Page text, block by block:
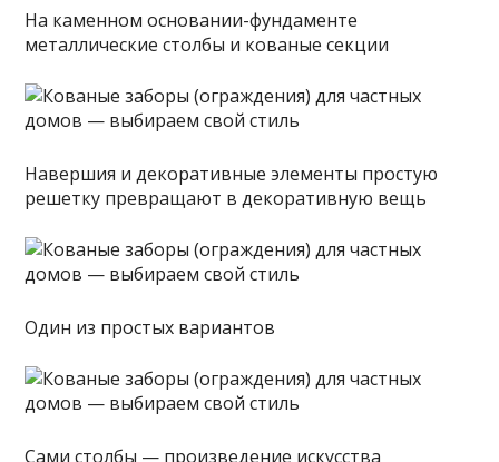
На каменном основании-фундаменте
металлические столбы и кованые секции
Навершия и декоративные элементы простую
решетку превращают в декоративную вещь
Один из простых вариантов
Сами столбы — произведение искусства